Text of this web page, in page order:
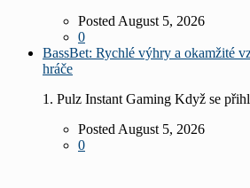
Posted August 5, 2026
0
BassBet: Rychlé výhry a okamžité
hráče
1. Pulz Instant Gaming Když se
Posted August 5, 2026
0